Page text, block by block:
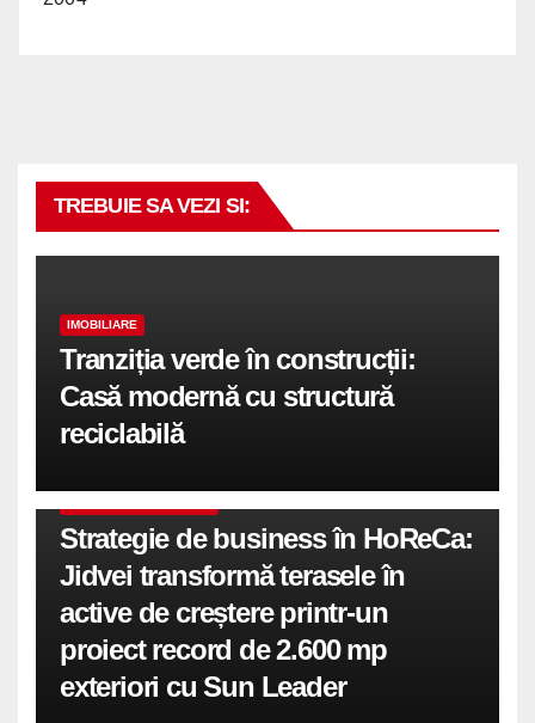
TREBUIE SA VEZI SI:
IMOBILIARE
Tranziția verde în construcții:
Casă modernă cu structură
reciclabilă
Strategie de business în HoReCa:
Jidvei transformă terasele în
active de creștere printr-un
proiect record de 2.600 mp
exteriori cu Sun Leader